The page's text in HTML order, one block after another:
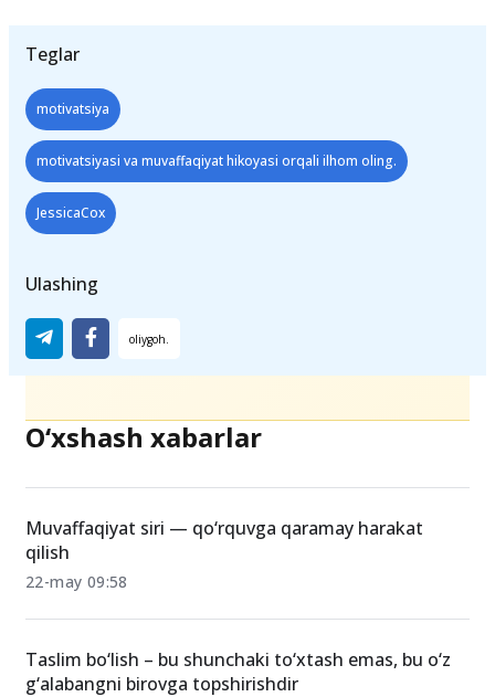
Teglar
motivatsiya
motivatsiyasi va muvaffaqiyat hikoyasi orqali ilhom oling.
JessicaCox
Ulashing
O‘xshash xabarlar
Muvaffaqiyat siri — qo‘rquvga qaramay harakat
qilish
22-may 09:58
Taslim bo‘lish – bu shunchaki to‘xtash emas, bu o‘z
g‘alabangni birovga topshirishdir